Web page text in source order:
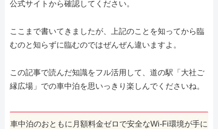
公式サイトから確認してください。
ここまで書いてきましたが、上記のことを知ってから臨
むのと知らずに臨むのではぜんぜん違いますよ。
この記事で読んだ知識をフル活用して、道の駅「大社ご
縁広場」での車中泊を思いっきり楽しんでくださいね。
車中泊のおともに月額料金ゼロで安全なWi-Fi環境が手に